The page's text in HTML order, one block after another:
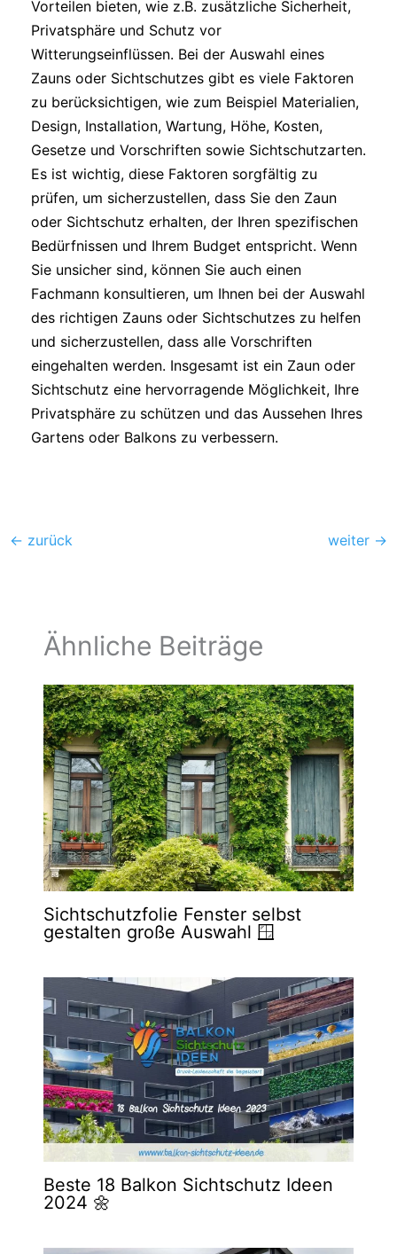
Vorteilen bieten, wie z.B. zusätzliche Sicherheit,
Privatsphäre und Schutz vor
Witterungseinflüssen. Bei der Auswahl eines
Zauns oder Sichtschutzes gibt es viele Faktoren
zu berücksichtigen, wie zum Beispiel Materialien,
Design, Installation, Wartung, Höhe, Kosten,
Gesetze und Vorschriften sowie Sichtschutzarten.
Es ist wichtig, diese Faktoren sorgfältig zu
prüfen, um sicherzustellen, dass Sie den Zaun
oder Sichtschutz erhalten, der Ihren spezifischen
Bedürfnissen und Ihrem Budget entspricht. Wenn
Sie unsicher sind, können Sie auch einen
Fachmann konsultieren, um Ihnen bei der Auswahl
des richtigen Zauns oder Sichtschutzes zu helfen
und sicherzustellen, dass alle Vorschriften
eingehalten werden. Insgesamt ist ein Zaun oder
Sichtschutz eine hervorragende Möglichkeit, Ihre
Privatsphäre zu schützen und das Aussehen Ihres
Gartens oder Balkons zu verbessern.
← zurück weiter →
Ähnliche Beiträge
Sichtschutzfolie Fenster selbst
gestalten große Auswahl 🪟
Beste 18 Balkon Sichtschutz Ideen
2024 🌼